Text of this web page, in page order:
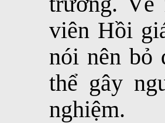
viên Hồi
nói nên bỏ
thể gây
nghiệm.